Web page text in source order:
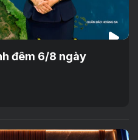
đêm 6/8 ngày